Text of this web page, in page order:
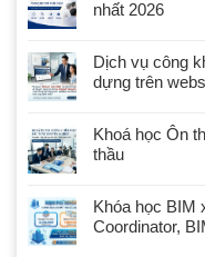
nhất 2026
Dịch vụ công
dựng trên
Khoá học Ôn
thầu
Khóa học BIM
Coordinator,